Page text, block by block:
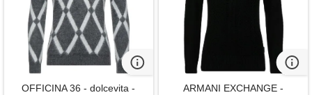
OFFICINA 36 - dolcevita -
ARMANI EXCHANGE -